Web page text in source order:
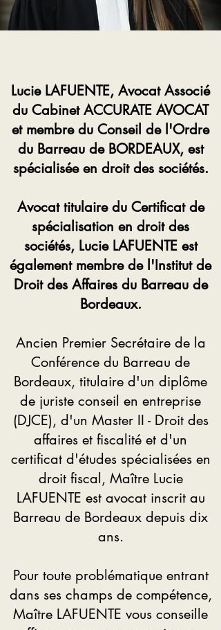
Lucie LAFUENTE, Avocat Associé
du Cabinet ACCURATE AVOCAT
et membre du Conseil de l'Ordre
du Barreau de BORDEAUX, est
spécialisée en droit des sociétés.
Avocat titulaire du Certificat de
spécialisation en droit des
sociétés, Lucie LAFUENTE est
également membre de l'Institut de
Droit des Affaires du Barreau de
Bordeaux.
Ancien Premier Secrétaire de la
Conférence du Barreau de
Bordeaux, titulaire d'un diplôme
de juriste conseil en entreprise
(DJCE), d'un Master II - Droit des
affaires et fiscalité et d'un
certificat d'études spécialisées en
droit fiscal, Maître Lucie
LAFUENTE est avocat inscrit au
Barreau de Bordeaux depuis dix
ans.
Pour toute problématique entrant
dans ses champs de compétence,
Maître LAFUENTE vous conseille